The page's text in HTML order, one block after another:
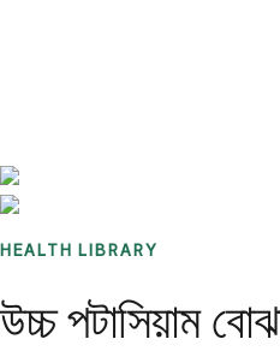
HEALTH LIBRARY
উচ্চ পটাসিয়াম